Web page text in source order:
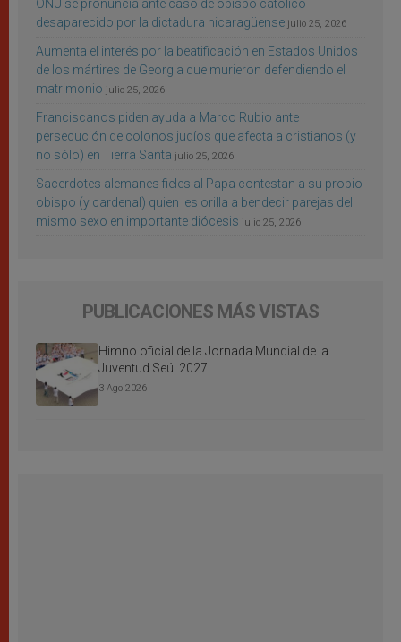
ONU se pronuncia ante caso de obispo católico
desaparecido por la dictadura nicaragüense julio 25, 2026
Aumenta el interés por la beatificación en Estados Unidos
de los mártires de Georgia que murieron defendiendo el
matrimonio julio 25, 2026
Franciscanos piden ayuda a Marco Rubio ante
persecución de colonos judíos que afecta a cristianos (y
no sólo) en Tierra Santa julio 25, 2026
Sacerdotes alemanes fieles al Papa contestan a su propio
obispo (y cardenal) quien les orilla a bendecir parejas del
mismo sexo en importante diócesis julio 25, 2026
PUBLICACIONES MÁS VISTAS
Himno oficial de la Jornada Mundial de la
Juventud Seúl 2027
3 Ago 2026